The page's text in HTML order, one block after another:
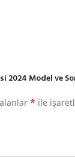
2024 Model ve
* ile